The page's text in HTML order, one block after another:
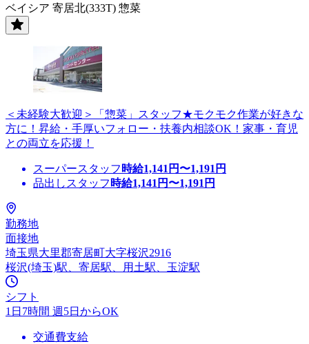
ベイシア 寄居北(333T) 惣菜
＜未経験大歓迎＞「惣菜」スタッフ★モクモク作業が好きな
方に！昇給・手厚いフォロー・扶養内相談OK！家事・育児
との両立を応援！
スーパースタッフ 時給1,141 円〜1,191 円
品出しスタッフ 時給1,141 円〜1,191 円
勤務地
面接地
埼玉県大里郡寄居町大字桜沢2916
桜沢(埼玉)駅、寄居駅、用土駅、玉淀駅
シフト
1日7時間 週5日からOK
交通費支給